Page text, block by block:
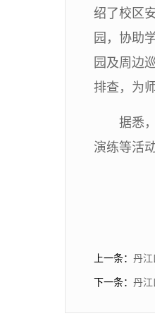
绍了校区
园，协助
园及周边
排查，为
据悉
演练等活
上一条： 丹江
下一条： 丹江